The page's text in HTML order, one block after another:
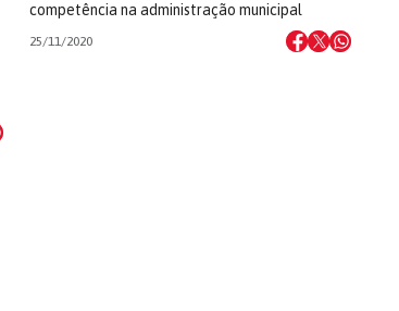
competência na administração municipal
25/11/2020